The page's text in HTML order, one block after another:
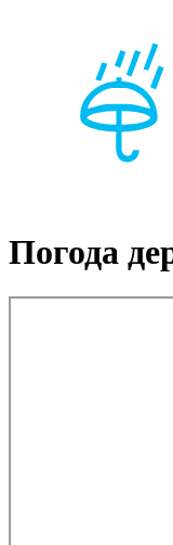
Погода